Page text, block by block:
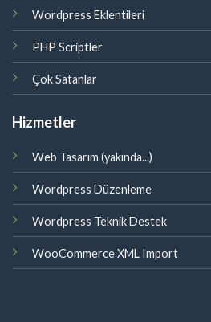
Wordpress Eklentileri
PHP Scriptler
Çok Satanlar
Hizmetler
Web Tasarım (yakında...)
Wordpress Düzenleme
Wordpress Teknik Destek
WooCommerce XML Import